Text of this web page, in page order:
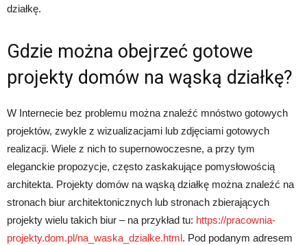
działkę.
Gdzie można obejrzeć gotowe
projekty domów na wąską działkę?
W Internecie bez problemu można znaleźć mnóstwo gotowych
projektów, zwykle z wizualizacjami lub zdjęciami gotowych
realizacji. Wiele z nich to supernowoczesne, a przy tym
eleganckie propozycje, często zaskakujące pomysłowością
architekta. Projekty domów na wąską działkę można znaleźć na
stronach biur architektonicznych lub stronach zbierających
projekty wielu takich biur – na przykład tu: https://pracownia-
projekty.dom.pl/na_waska_dzialke.html. Pod podanym adresem